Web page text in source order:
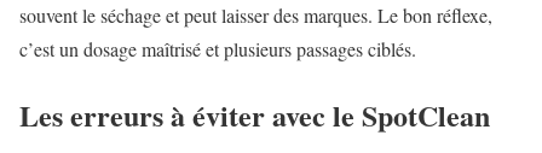
souvent le séchage et peut laisser des marques. Le bon réflexe,
c’est un dosage maîtrisé et plusieurs passages ciblés.
Les erreurs à éviter avec le SpotClean